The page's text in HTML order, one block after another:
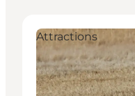
Attractions